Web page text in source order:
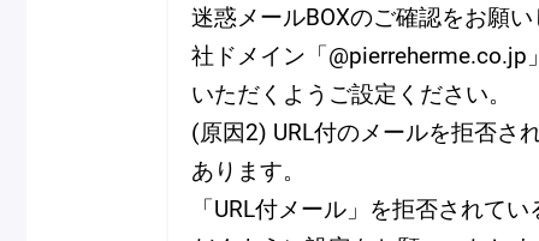
迷惑メールBOXのご確認をお願
社ドメイン「@pierreherme.co.jp
いただくようご設定ください。
(原因2) URL付のメールを拒否さ
あります。
「URL付メール」を拒否されて